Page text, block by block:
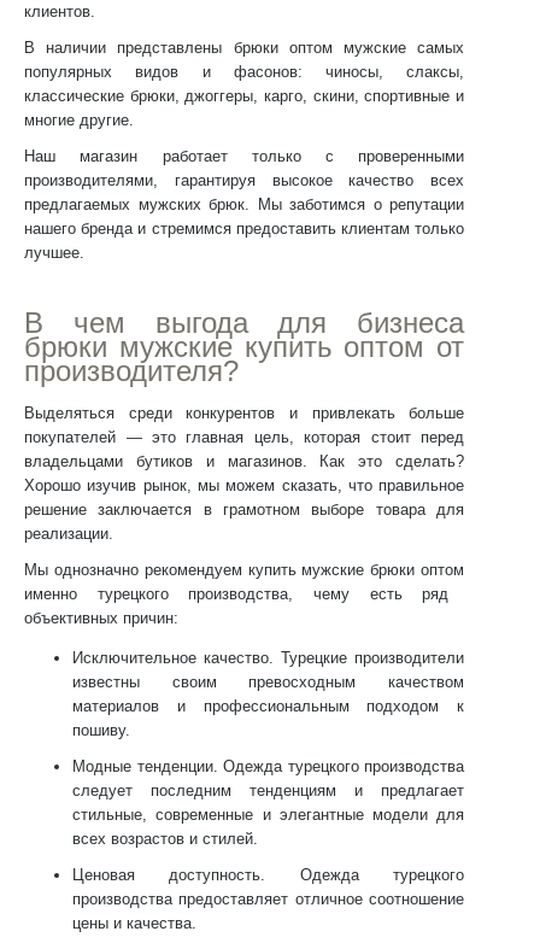
клиентов.
В наличии представлены брюки оптом мужские самых
популярных видов и фасонов: чиносы, слаксы,
классические брюки, джоггеры, карго, скини, спортивные и
многие другие.
Наш магазин работает только с проверенными
производителями, гарантируя высокое качество всех
предлагаемых мужских брюк. Мы заботимся о репутации
нашего бренда и стремимся предоставить клиентам только
лучшее.
В чем выгода для бизнеса
брюки мужские купить оптом от
производителя?
Выделяться среди конкурентов и привлекать больше
покупателей — это главная цель, которая стоит перед
владельцами бутиков и магазинов. Как это сделать?
Хорошо изучив рынок, мы можем сказать, что правильное
решение заключается в грамотном выборе товара для
реализации.
Мы однозначно рекомендуем купить мужские брюки оптом
именно турецкого производства, чему есть ряд
объективных причин:
Исключительное качество.
Турецкие производители
известны своим превосходным качеством
материалов и профессиональным подходом к
пошиву.
Модные тенденции.Одежда турецкого производства
следует последним тенденциям и предлагает
стильные, современные и элегантные модели для
всех возрастов и стилей.
Ценовая доступность.
Одежда турецкого
производства предоставляет отличное соотношение
цены и качества.